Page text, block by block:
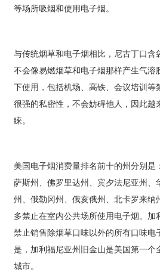
等场所吸烟和使用电子烟。
与传统烟草和电子烟相比，尼古丁口含
不会像易燃烟草和电子烟那样产生气溶
下使用，包括机场、高铁、会议培训等
很强的私密性，不会妨碍他人，因此越
睐。
美国电子烟消费量排名前十的州分别是
萨斯州、佛罗里达州、宾夕法尼亚州、
州、俄勒冈州、俄亥俄州、北卡罗来纳
多禁止在室内公共场所使用电子烟。加
禁止销售除烟草口味以外的所有口味电
是，加利福尼亚州旧金山是美国第一个
城市。